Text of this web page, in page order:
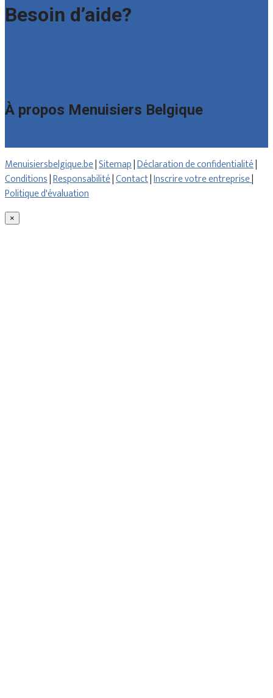
Besoin d’aide?
À propos Menuisiers Belgique
Menuisiersbelgique.be|Sitemap|Déclaration de confidentialité|
Conditions|Responsabilité|Contact|Inscrire votre entreprise|
Politique d'évaluation
×